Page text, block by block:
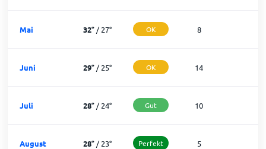
Mai 32°/27° OK 8
Juni 29°/25° OK 14
Juli 28°/24° Gut 10
August 28°/23° Perfekt 5